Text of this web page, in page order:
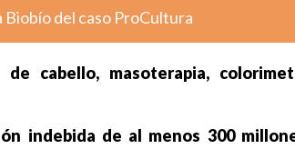
del caso ProCultura
de cabello, masoterapia,
indebida de al menos 300